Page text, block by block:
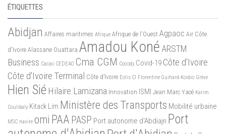
ÉTIQUETTES
Abidjan Affaires maritimes Afrique Afrique de l'Ouest Agpaoc Air Côte
d'Ivoire Alassane Ouattara Amadou Koné ARSTM
Business Cacao CEDEAO Cma CGM Cocody Covid-19 Côte d'Ivoire
Côte d'Ivoire Terminal Côte d’Ivoire Eolis CI Florentine Guihard-Koidio Grève
Hien Sié Hilaire Lamizana Innovation ISMI Jean Marc Yacé Karim
Coulibaly Kitack Lim Ministère des Transports Mobilité urbaine
MSC navire omi PAA PASP Port autonome d'Abdiajn Port